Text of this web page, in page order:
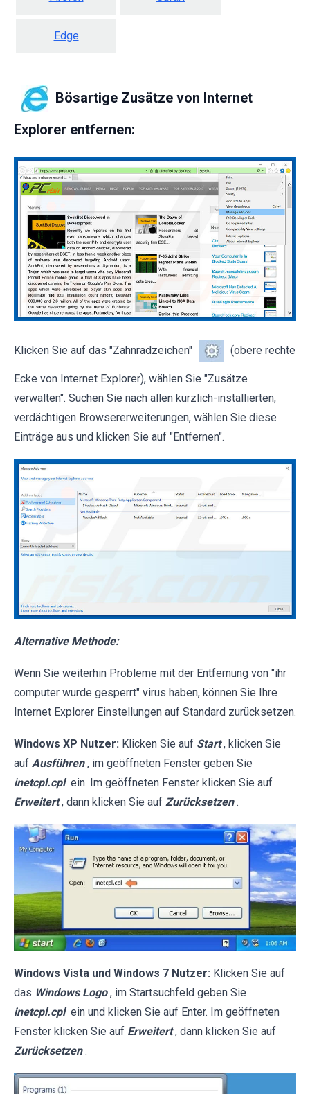
Edge
Bösartige Zusätze von Internet
Explorer entfernen:
Klicken Sie auf das "Zahnradzeichen" (obere rechte
Ecke von Internet Explorer), wählen Sie "Zusätze
verwalten". Suchen Sie nach allen kürzlich-installierten,
verdächtigen Browsererweiterungen, wählen Sie diese
Einträge aus und klicken Sie auf "Entfernen".
Alternative Methode:
Wenn Sie weiterhin Probleme mit der Entfernung von "ihr
computer wurde gesperrt" virus haben, können Sie Ihre
Internet Explorer Einstellungen auf Standard zurücksetzen.
Windows XP Nutzer: Klicken Sie auf Start , klicken Sie
auf Ausführen , im geöffneten Fenster geben Sie
inetcpl.cpl ein. Im geöffneten Fenster klicken Sie auf
Erweitert , dann klicken Sie auf Zurücksetzen .
Windows Vista und Windows 7 Nutzer: Klicken Sie auf
das Windows Logo , im Startsuchfeld geben Sie
inetcpl.cpl ein und klicken Sie auf Enter. Im geöffneten
Fenster klicken Sie auf Erweitert , dann klicken Sie auf
Zurücksetzen .